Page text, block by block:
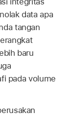
data apa
tangan
baru
pada volume